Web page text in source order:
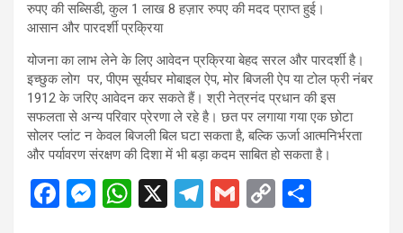
रुपए की सब्सिडी, कुल 1 लाख 8 हज़ार रुपए की मदद प्राप्त हुई।
आसान और पारदर्शी प्रक्रिया
योजना का लाभ लेने के लिए आवेदन प्रक्रिया बेहद सरल और पारदर्शी है।
इच्छुक लोग पर, पीएम सूर्यघर मोबाइल ऐप, मोर बिजली ऐप या टोल फ्री नंबर
1912 के जरिए आवेदन कर सकते हैं। श्री नेत्रनंद प्रधान की इस
सफलता से अन्य परिवार प्रेरणा ले रहे है। छत पर लगाया गया एक छोटा
सोलर प्लांट न केवल बिजली बिल घटा सकता है, बल्कि ऊर्जा आत्मनिर्भरता
और पर्यावरण संरक्षण की दिशा में भी बड़ा कदम साबित हो सकता है।
F
M W X
T
G
C